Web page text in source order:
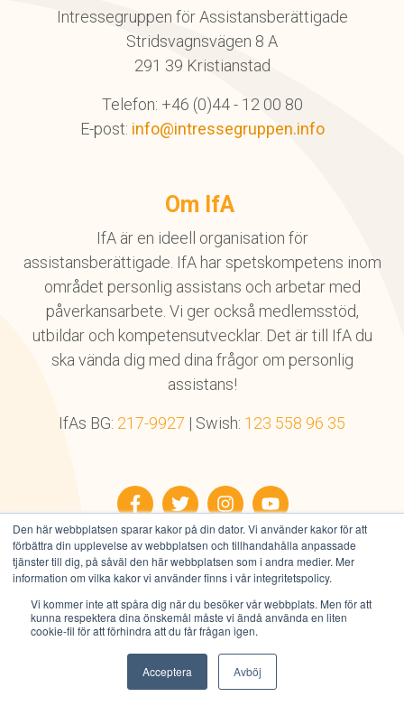
Den här webbplatsen sparar kakor på din dator. Vi använder kakor för att
förbättra din upplevelse av webbplatsen och tillhandahålla anpassade
tjänster till dig, på såväl den här webbplatsen som i andra medier. Mer
information om vilka kakor vi använder finns i vår integritetspolicy.
Vi kommer inte att spåra dig när du besöker vår webbplats. Men för att
kunna respektera dina önskemål måste vi ändå använda en liten
cookie-fil för att förhindra att du får frågan igen.
Acceptera Avböj
Intressegruppen för Assistansberättigade
Stridsvagnsvägen 8 A
291 39 Kristianstad
Telefon: +46 (0)44 - 12 00 80
E-post: info@intressegruppen.info
Om IfA
IfA är en ideell organisation för
assistansberättigade. IfA har spetskompetens inom
området personlig assistans och arbetar med
påverkansarbete. Vi ger också medlemsstöd,
utbildar och kompetensutvecklar. Det är till IfA du
ska vända dig med dina frågor om personlig
assistans!
IfAs BG: 217-9927 | Swish: 123 558 96 35
FacebookTwitterInstagramYouTube
Alla rättigheter reserverade © IfA 2026
Integritetspolicy|Användarvillkor